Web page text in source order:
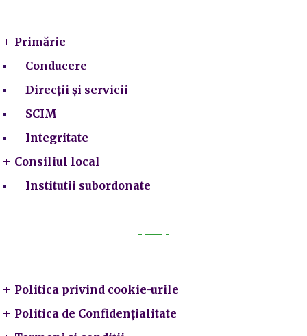
Primărie
Conducere
Direcții și servicii
SCIM
Integritate
Consiliul local
Institutii subordonate
Politica privind cookie-urile
Politica de Confidențialitate